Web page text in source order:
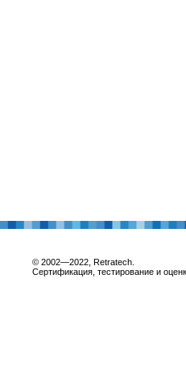
© 2002—2022, Retratech.
Сертификация, тестирование и